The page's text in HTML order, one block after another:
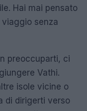
Hai mai pensato
senza
preoccuparti, ci
Vathi.
isole vicine o
di dirigerti verso